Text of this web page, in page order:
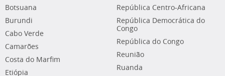
Botsuana
Burundi
Cabo Verde
Camarões
Costa do Marfim
Etiópia
República Centro-Africana
República Democrática do
Congo
República do Congo
Reunião
Ruanda